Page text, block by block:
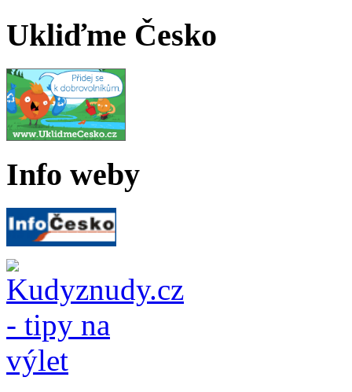
Ukliďme Česko
Info weby